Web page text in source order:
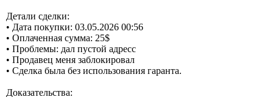
Детали сделки:
• Дата покупки: 03.05.2026 00:56
• Оплаченная сумма: 25$
• Проблемы: дал пустой адресс
• Продавец меня заблокировал
• Сделка была без использования гаранта.
Доказательства: